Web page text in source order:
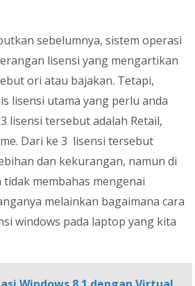
sebelumnya, sistem operasi
lisensi yang mengartikan
ori atau bajakan. Tetapi,
lisensi utama yang perlu anda
lisensi tersebut adalah Retail,
Dari ke 3 lisensi tersebut
dan kekurangan, namun di
membahas mengenai
melainkan bagaimana cara
windows pada laptop yang kita